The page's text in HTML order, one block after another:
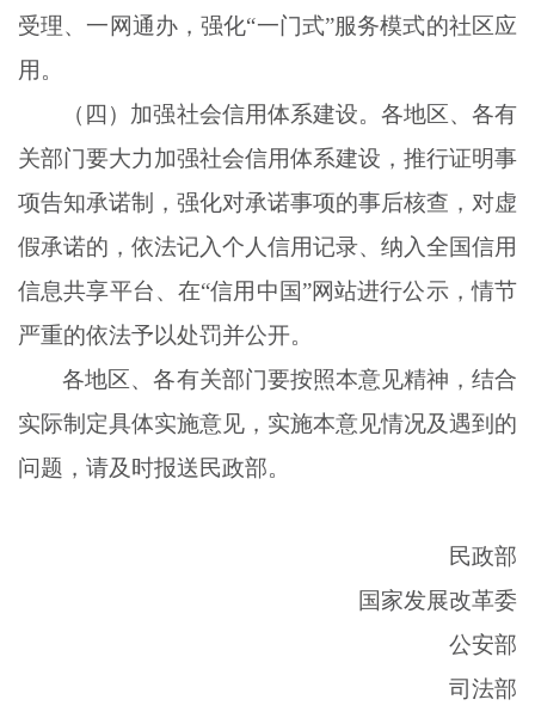
受理、一网通办，强化“一门式”服务模式的社区应
用。
（四）加强社会信用体系建设。各地区、各有
关部门要大力加强社会信用体系建设，推行证明事
项告知承诺制，强化对承诺事项的事后核查，对虚
假承诺的，依法记入个人信用记录、纳入全国信用
信息共享平台、在“信用中国”网站进行公示，情节
严重的依法予以处罚并公开。
各地区、各有关部门要按照本意见精神，结合
实际制定具体实施意见，实施本意见情况及遇到的
问题，请及时报送民政部。
民政部
国家发展改革委
公安部
司法部